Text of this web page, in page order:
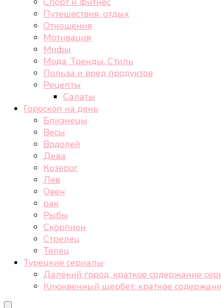
Путешествия, отдых
Отношения
Мотивация
Мифы
Мода, Тренды, Стиль
Польза и вред продуктов
Рецепты
Салаты
Гороскоп на день
Близнецы
Весы
Водолей
Дева
Козерог
Лев
Овен
рак
Рыбы
Скорпион
Стрелец
Телец
Турецкие сериалы
Далёкий город: краткое содержание
Клюквенный щербет: краткое